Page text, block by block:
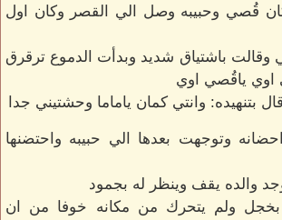
قُصي وحبيبه وصل الي القصر وكان اول
باشتياق شديد وبدأت الدموع ترقرق
اوي ياقُصي اوي
بتنهيده: وانتي كمان ياماما وحشتيني جدا
وتوجهت بعدها الي حبيبه واحتضنها
والده يقف وينظر له بجمود
ولم يتحرك من مكانه خوفا من ان